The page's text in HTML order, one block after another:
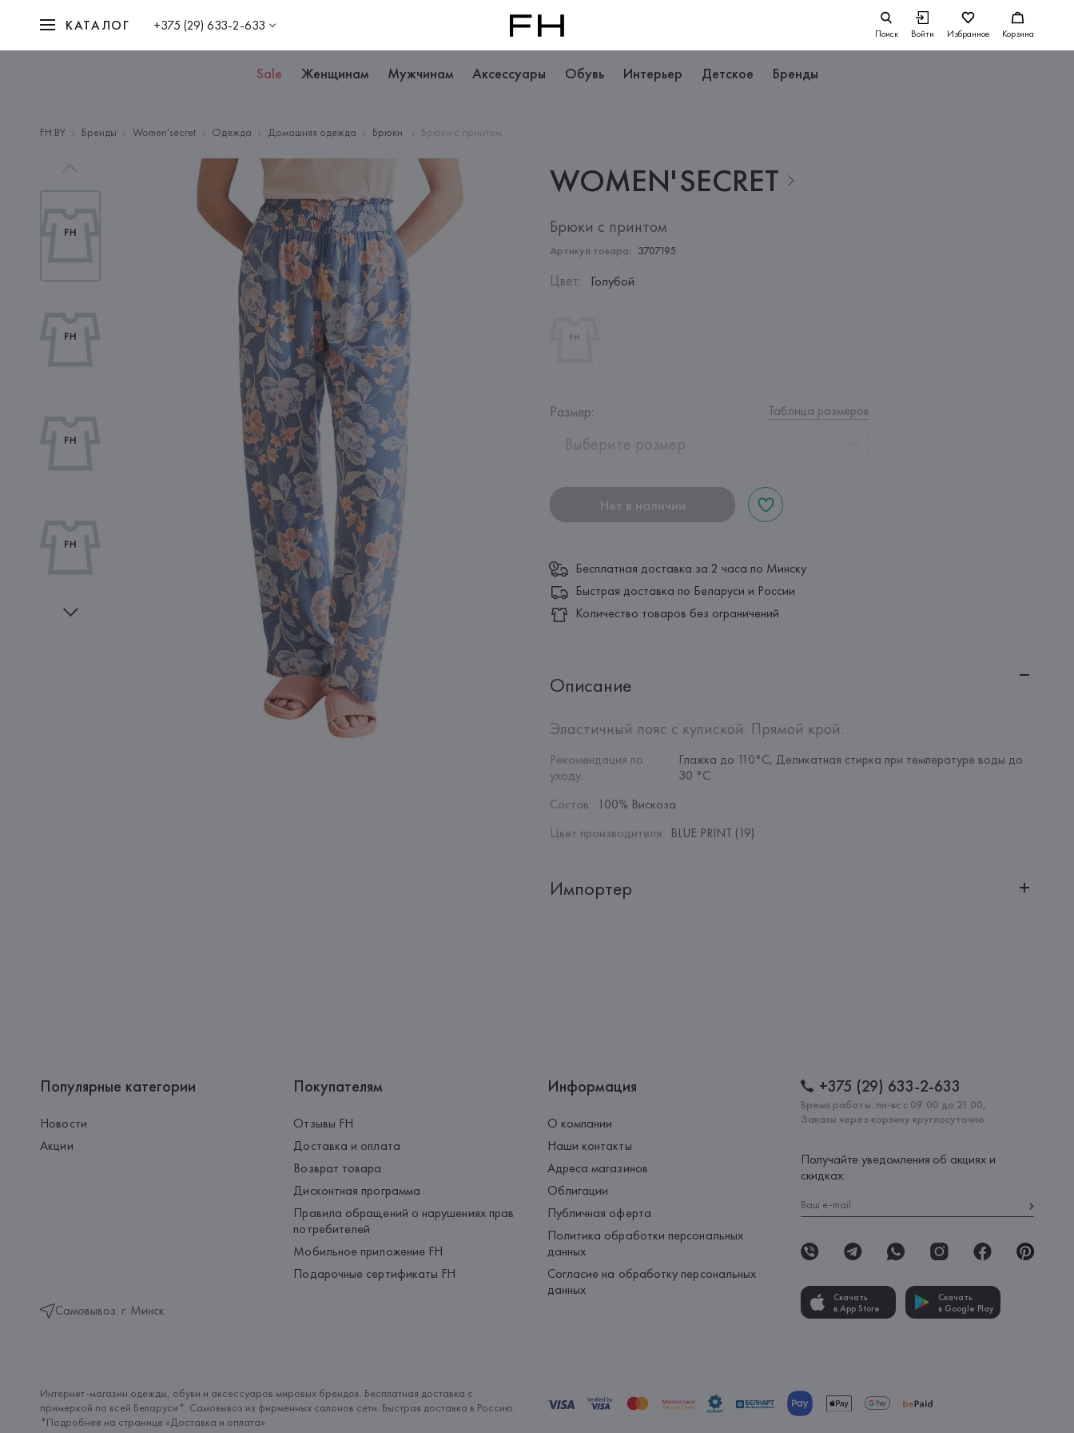
КАТАЛОГ +375 (29) 633-2-633 Поиск Войти Избранное Корзина
Sale Женщинам Мужчинам Аксессуары Обувь Интерьер Детское Бренды
FH.BY Бренды Women'secret Одежда Домашняя одежда Брюки Брюки с принтом
WOMEN'SECRET
Брюки с принтом
Артикул товара: 3707195
Цвет: Голубой
Размер: Таблица размеров
Выберите размер
Нет в наличии
Бесплатная доставка за 2 часа по Минску
Быстрая доставка по Беларуси и России
Количество товаров без ограничений
Описание
Эластичный пояс с кулиской. Прямой крой.
Рекомендация по
уходу:
Глажка до 110°C, Деликатная стирка при температуре воды до
30 °C
Состав: 100% Вискоза
Цвет производителя: BLUE PRINT (19)
Импортер
Популярные категории
Новости
Акции
Самовывоз: г. Минск
Покупателям
Отзывы FH
Доставка и оплата
Возврат товара
Дисконтная программа
Правила обращений о нарушениях прав
потребителей
Мобильное приложение FH
Подарочные сертификаты FH
Информация
О компании
Наши контакты
Адреса магазинов
Облигации
Публичная оферта
Политика обработки персональных
данных
Согласие на обработку персональных
данных
+375 (29) 633-2-633
Время работы: пн-вс с 09:00 до 21:00,
Заказы через корзину круглосуточно
Получайте уведомления об акциях и
скидках:
Скачать
в App Store
Скачать
в Google Play
Интернет-магазин одежды, обуви и аксессуаров мировых брендов. Бесплатная доставка с
примеркой по всей Беларуси*. Самовывоз из фирменных салонов сети. Быстрая доставка в Россию.
*Подробнее на странице «Доставка и оплата»